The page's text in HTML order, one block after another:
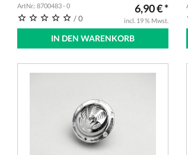
ArtNr.: 8700483 - 0
/ 0
6,90 € *
incl. 19 % Mwst.
IN DEN WARENKORB